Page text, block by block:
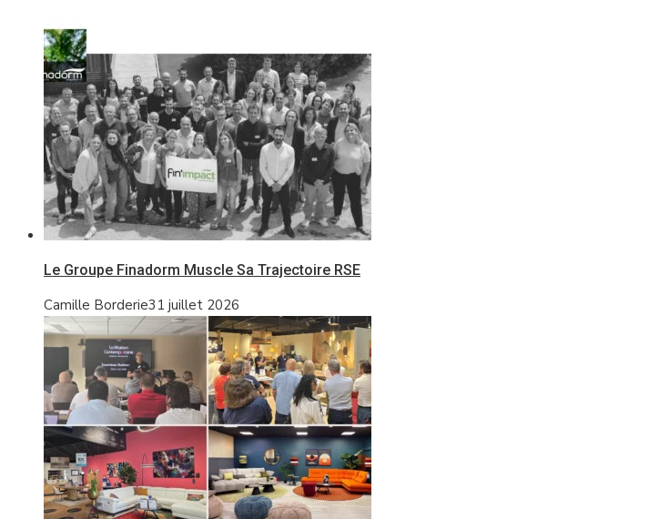
Le Groupe Finadorm Muscle Sa Trajectoire RSE
Camille Borderie31 juillet 2026